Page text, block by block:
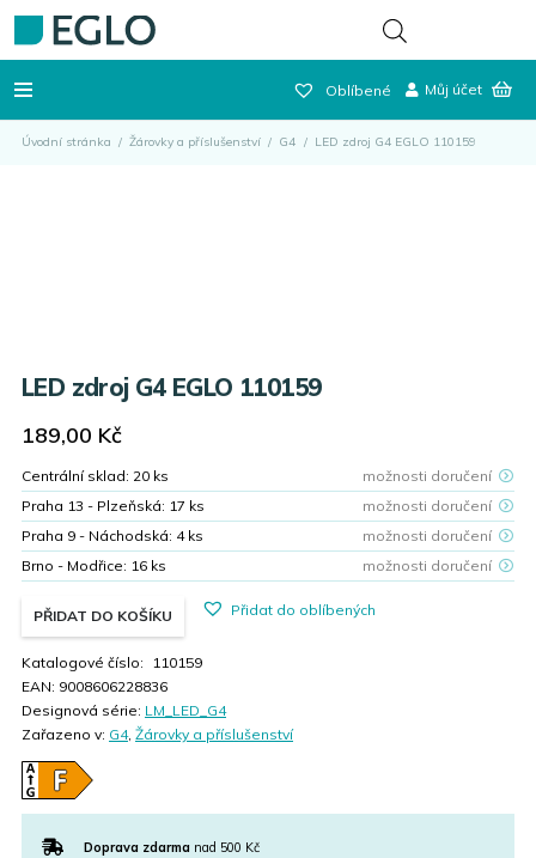
Oblíbené Můj účet
Úvodní stránka / Žárovky a příslušenství / G4 / LED zdroj G4 EGLO 110159
LED zdroj G4 EGLO 110159
189,00 Kč
Centrální sklad: 20 ks
možnosti doručení
Praha 13 - Plzeňská: 17 ks
možnosti doručení
Praha 9 - Náchodská: 4ks
možnosti doručení
Brno - Modřice: 16 ks možnosti doručení
PŘIDAT DO KOŠÍKU Přidat do oblíbených
Katalogové číslo: 110159
EAN: 9008606228836
Designová série: LM_LED_G4
Zařazeno v: G4, Žárovky a příslušenství
Doprava zdarma nad 500 Kč